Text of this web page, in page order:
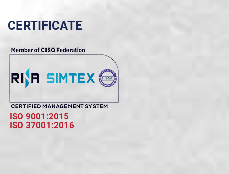
CERTIFICATE
ISO 9001:2015
ISO 37001:2016